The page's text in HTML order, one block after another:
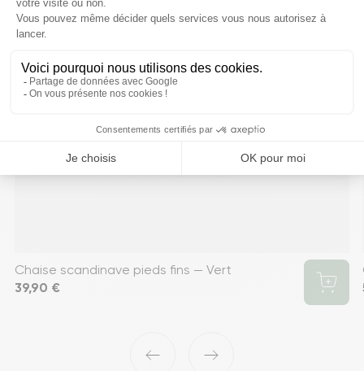
Chaise scandinave pieds fins — Vert
Prix
39,90 €
‹ ›